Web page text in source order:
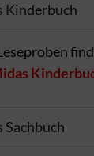
Kinderbuch
Sachbuch